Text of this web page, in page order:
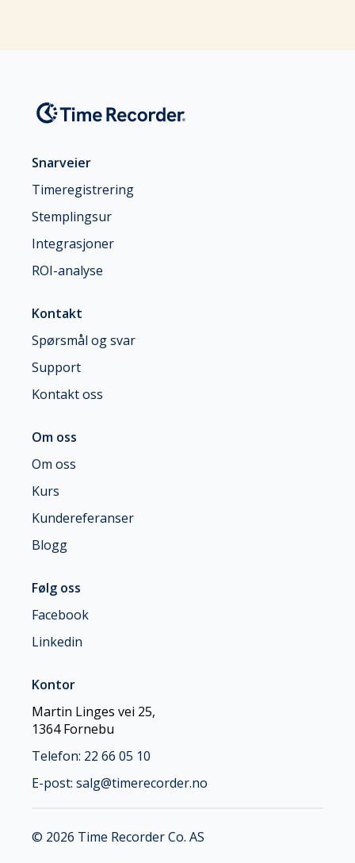
Snarveier
Timeregistrering
Stemplingsur
Integrasjoner
ROI-analyse
Kontakt
Spørsmål og svar
Support
Kontakt oss
Om oss
Om oss
Kurs
Kundereferanser
Blogg
Følg oss
Facebook
Linkedin
Kontor
Martin Linges vei 25,
1364 Fornebu
Telefon: 22 66 05 10
E-post: salg@timerecorder.no
© 2026 Time Recorder Co. AS